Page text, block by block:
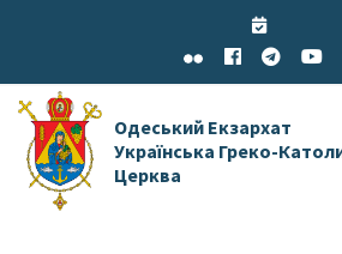
Одеський Екзархат
Українська Греко-
Церква